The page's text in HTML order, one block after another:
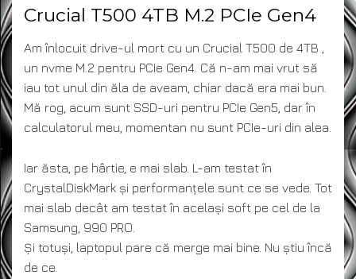
ON
Crucial T500 4TB M.2 PCIe Gen4
Am înlocuit drive-ul mort cu un Crucial T500 de 4TB ,
un nvme M.2 pentru PCIe Gen4. Că n-am mai vrut să
iau tot unul din ăla de aveam, chiar dacă era mai bun.
Mă rog, acum sunt SSD-uri pentru PCIe Gen5, dar în
calculatorul meu, momentan nu sunt PCIe-uri din alea.
Iar ăsta, pe hârtie, e mai slab. L-am testat în
CrystalDiskMark și performanțele sunt ce se vede. Tot
mai slab decât am testat în același soft pe cel de la
Samsung, 990 PRO.
Și totuși, laptopul pare că merge mai bine. Nu știu încă
de ce.